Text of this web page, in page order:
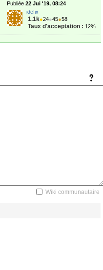
Publiée 22 Jui '19, 08:24
idefix
1.1k●24●45●58
Taux d'acceptation : 12%
Wiki communautaire